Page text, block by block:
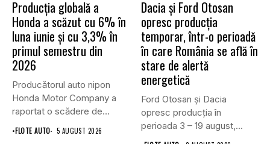
Producția globală a
Honda a scăzut cu 6% în
luna iunie și cu 3,3% în
primul semestru din
2026
Producătorul auto nipon
Honda Motor Company a
raportat o scădere de
6,1%...
•FLOTE AUTO 5 AUGUST 2026
Dacia și Ford Otosan
opresc producția
temporar, într-o perioadă
în care România se află în
stare de alertă
energetică
Ford Otosan și Dacia
opresc producția în
perioada 3 – 19 august,...